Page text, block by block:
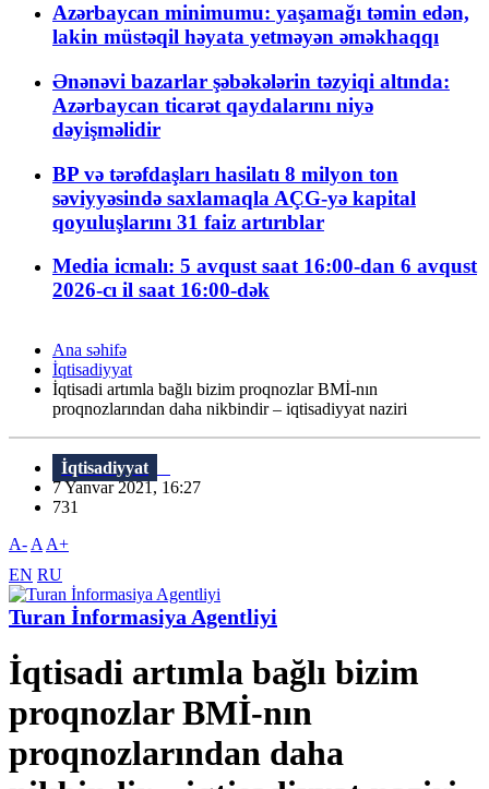
Azərbaycan minimumu: yaşamağı təmin edən,
lakin müstəqil həyata yetməyən əməkhaqqı
Ənənəvi bazarlar şəbəkələrin təzyiqi altında:
Azərbaycan ticarət qaydalarını niyə
dəyişməlidir
BP və tərəfdaşları hasilatı 8 milyon ton
səviyyəsində saxlamaqla AÇG-yə kapital
qoyuluşlarını 31 faiz artırıblar
Media icmalı: 5 avqust saat 16:00-dan 6 avqust
2026-cı il saat 16:00-dək
Ana səhifə
İqtisadiyyat
İqtisadi artımla bağlı bizim proqnozlar BMİ-nın
proqnozlarından daha nikbindir – iqtisadiyyat naziri
İqtisadiyyat
7 Yanvar 2021, 16:27
731
A- A A+
EN RU
Turan İnformasiya Agentliyi
İqtisadi artımla bağlı bizim
proqnozlar BMİ-nın
proqnozlarından daha